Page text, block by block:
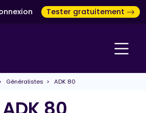
Tester gratuitement
Généralistes > ADK 80